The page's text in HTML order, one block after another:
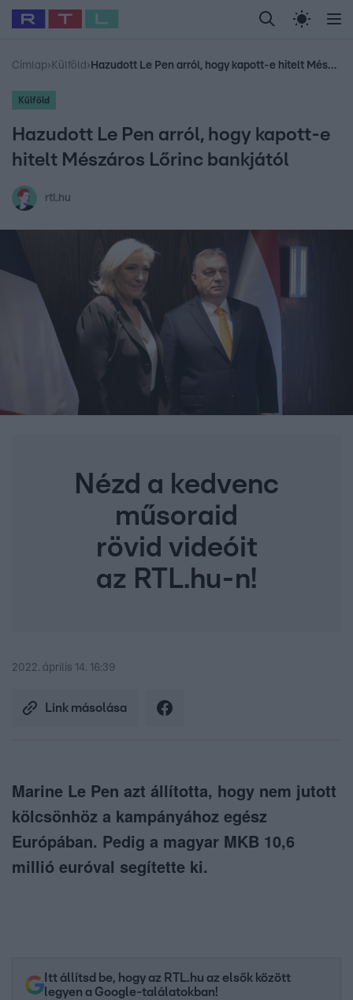
Legfrissebb RTL Híradó Randi Celeb vagyok,
Babits Marcella Most Wanted Gallusz
Címlap› Külföld › Hazudott Le Pen arról, hogy kapott-e hitelt Mészáros Lőrinc bankjától
Külföld
Hazudott Le Pen arról, hogy kapott-e
hitelt Mészáros Lőrinc bankjától
rtl.hu
Nézd a kedvenc
műsoraid
rövid videóit
az RTL.hu-n!
2022. április 14. 16:39
Link másolása
Marine Le Pen azt állította, hogy nem jutott
kölcsönhöz a kampányához egész
Európában. Pedig a magyar MKB 10,6
millió euróval segítette ki.
Itt állítsd be, hogy az RTL.hu az elsők között
legyen a Google-találatokban!